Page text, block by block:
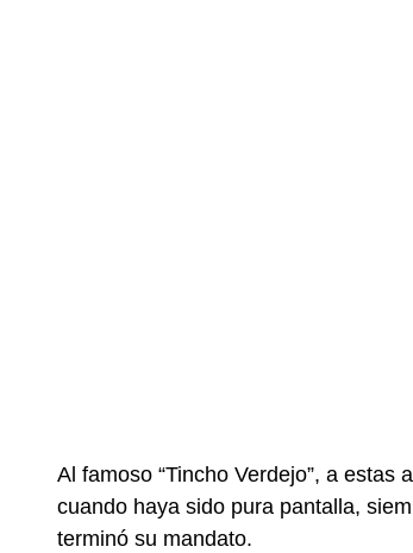
Al famoso “Tincho Verdejo”, a
cuando haya sido pura pantalla,
terminó su mandato.